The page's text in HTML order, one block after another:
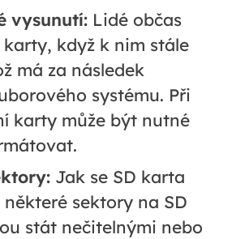
vysunutí: Lidé občas
když k nim stále
má za následek
systému. Při
karty může být nutné
Jak se SD karta
sektory na SD
stát nečitelnými nebo